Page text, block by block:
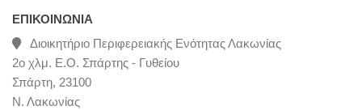
ΕΠΙΚΟΙΝΩΝΊΑ
Διοικητήριο Περιφερειακής Ενότητας Λακωνίας
2ο χλμ. Ε.Ο. Σπάρτης - Γυθείου
Σπάρτη, 23100
Ν. Λακωνίας